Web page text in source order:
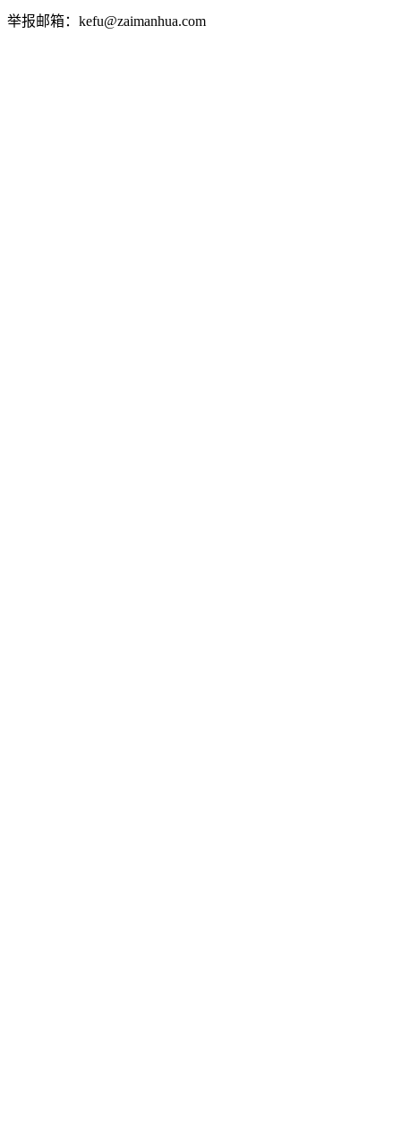
举报邮箱：kefu@zaimanhua.com